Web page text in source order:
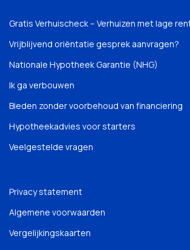
Gratis Verhuischeck – Verhuizen met lage
Vrijblijvend oriëntatie gesprek aanvragen?
Nationale Hypotheek Garantie (NHG)
Ik ga verbouwen
Bieden zonder voorbehoud van financiering
Hypotheekadvies voor starters
Veelgestelde vragen
Privacy statement
Algemene voorwaarden
Vergelijkingskaarten